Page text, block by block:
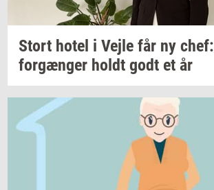
Stort hotel i Vejle får ny chef:
for­gæn­ger holdt godt et år